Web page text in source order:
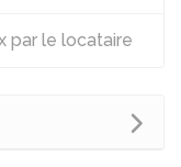
par le locataire